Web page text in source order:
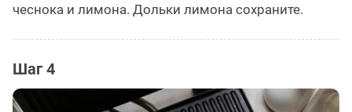
чеснока и лимона. Дольки лимона сохраните.
Шаг 4